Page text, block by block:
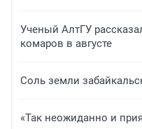
Ученый АлтГУ
комаров в августе
Соль земли
«Так неожиданно и